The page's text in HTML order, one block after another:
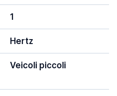
1
Hertz
Veicoli piccoli